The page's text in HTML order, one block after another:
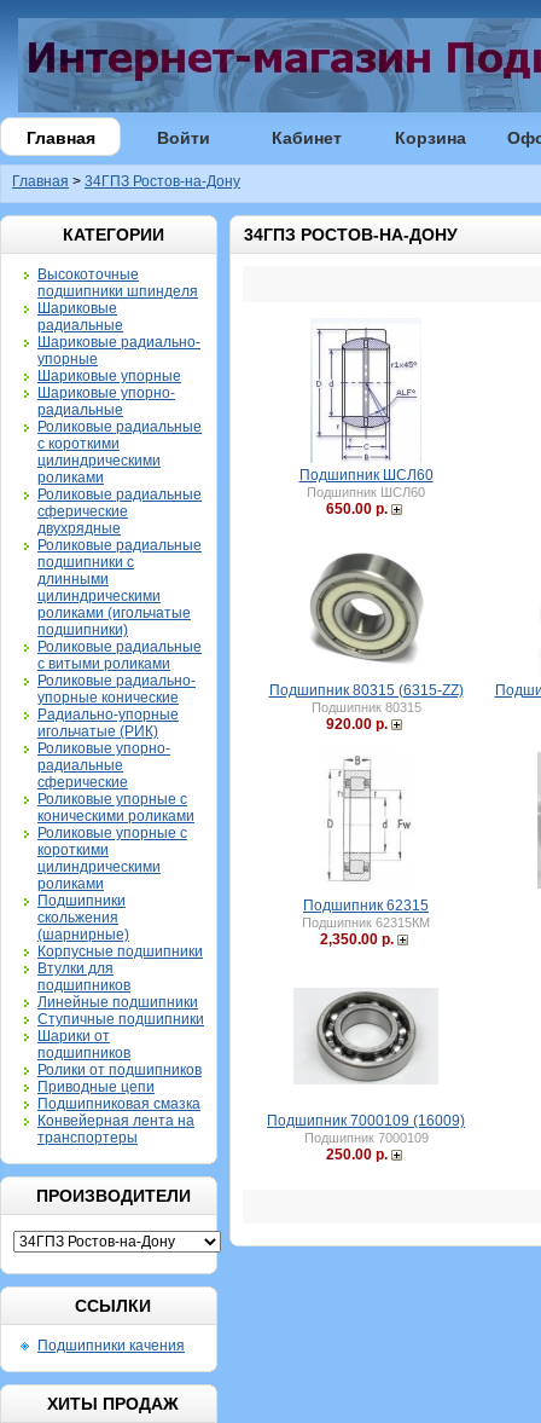
Главная Войти Кабинет Корзина
Главная > 34ГПЗ Ростов-на-Дону
КАТЕГОРИИ
Высокоточные
подшипники шпинделя
Шариковые
радиальные
Шариковые радиально-
упорные
Шариковые упорные
Шариковые упорно-
радиальные
Роликовые радиальные
с короткими
цилиндрическими
роликами
Роликовые радиальные
сферические
двухрядные
Роликовые радиальные
подшипники с
длинными
цилиндрическими
роликами (игольчатые
подшипники)
Роликовые радиальные
с витыми роликами
Роликовые радиально-
упорные конические
Радиально-упорные
игольчатые (РИК)
Роликовые упорно-
радиальные
сферические
Роликовые упорные с
коническими роликами
Роликовые упорные с
короткими
цилиндрическими
роликами
Подшипники
скольжения
(шарнирные)
Корпусные подшипники
Втулки для
подшипников
Линейные подшипники
Ступичные подшипники
Шарики от
подшипников
Ролики от подшипников
Приводные цепи
Подшипниковая смазка
Конвейерная лента на
транспортеры
ПРОИЗВОДИТЕЛИ
ССЫЛКИ
Подшипники качения
ХИТЫ ПРОДАЖ
34ГПЗ РОСТОВ-НА-ДОНУ
Подшипник ШСЛ60
Подшипник ШСЛ60
650.00 р.
Подшипник 80315 (6315-ZZ)
Подшипник 80315
920.00 р.
Подшипник 62315
Подшипник 62315КМ
2,350.00 р.
Подшипник 7000109 (16009)
Подшипник 7000109
250.00 р.